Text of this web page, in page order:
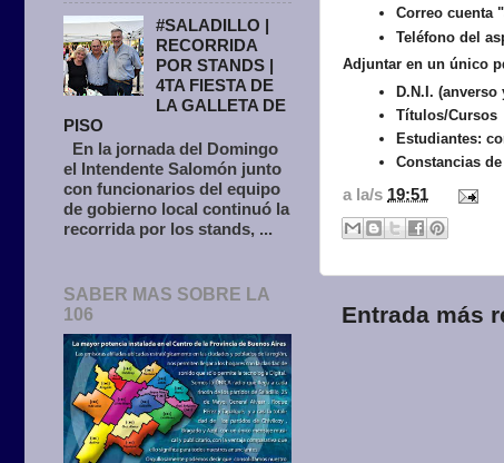
Correo cuenta
Teléfono del
Adjuntar en un único
D.N.I. (anverso
Títulos/Cursos
Estudiantes:
Constancias
a la/s 19:51
Entrada más
#SALADILLO |
RECORRIDA
POR STANDS |
4TA FIESTA DE
LA GALLETA DE
PISO
En la jornada del Domingo
el Intendente Salomón junto
con funcionarios del equipo
de gobierno local continuó la
recorrida por los stands, ...
SABER MAS SOBRE LA
106